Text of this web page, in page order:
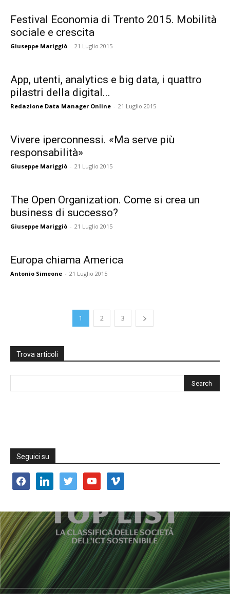
Festival Economia di Trento 2015. Mobilità
sociale e crescita
Giuseppe Mariggiò - 21 Luglio 2015
App, utenti, analytics e big data, i quattro
pilastri della digital...
Redazione Data Manager Online - 21 Luglio 2015
Vivere iperconnessi. «Ma serve più
responsabilità»
Giuseppe Mariggiò - 21 Luglio 2015
The Open Organization. Come si crea un
business di successo?
Giuseppe Mariggiò - 21 Luglio 2015
Europa chiama America
Antonio Simeone - 21 Luglio 2015
1 2 3
Trova articoli
Seguici su
facebooklinkedin twitter youtube vimeo